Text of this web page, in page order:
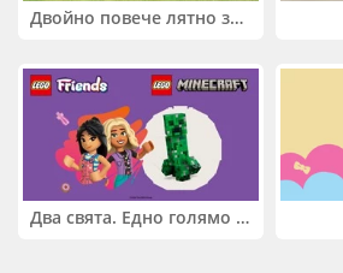
Двойно повече лятно забавление! Купи 2 продукта INTEX и вземи -33%
Два свята. Едно голямо приключение. Купи 2 продукта LEGO® Friends и/или LEGO® Minecraft и вземи -27%